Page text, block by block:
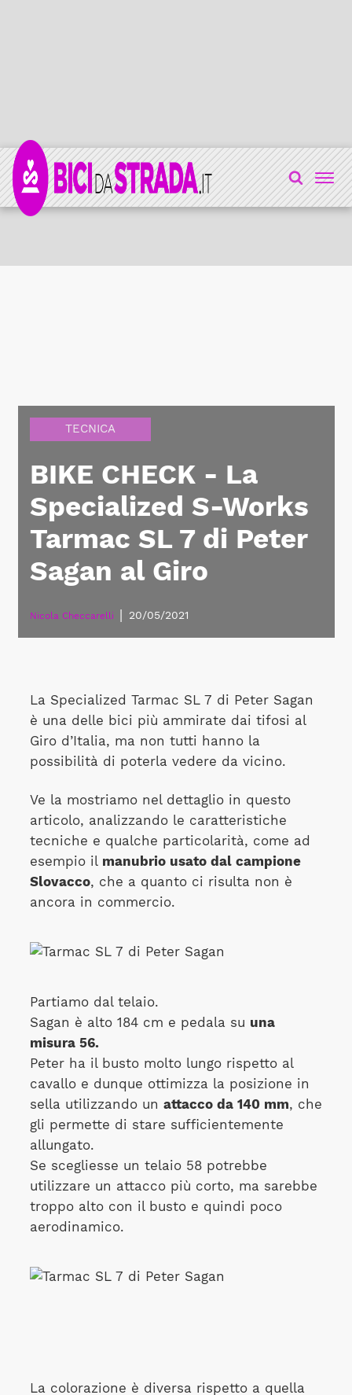
TECNICA
BIKE CHECK - La
Specialized S-Works
Tarmac SL 7 di Peter
Sagan al Giro
Nicola Checcarelli 20/05/2021
La Specialized Tarmac SL 7 di Peter Sagan
è una delle bici più ammirate dai tifosi al
Giro d’Italia, ma non tutti hanno la
possibilità di poterla vedere da vicino.
Ve la mostriamo nel dettaglio in questo
articolo, analizzando le caratteristiche
tecniche e qualche particolarità, come ad
esempio il manubrio usato dal campione
Slovacco, che a quanto ci risulta non è
ancora in commercio.
Partiamo dal telaio.
Sagan è alto 184 cm e pedala su una
misura 56.
Peter ha il busto molto lungo rispetto al
cavallo e dunque ottimizza la posizione in
sella utilizzando un attacco da 140 mm, che
gli permette di stare sufficientemente
allungato.
Se scegliesse un telaio 58 potrebbe
utilizzare un attacco più corto, ma sarebbe
troppo alto con il busto e quindi poco
aerodinamico.
La colorazione è diversa rispetto a quella